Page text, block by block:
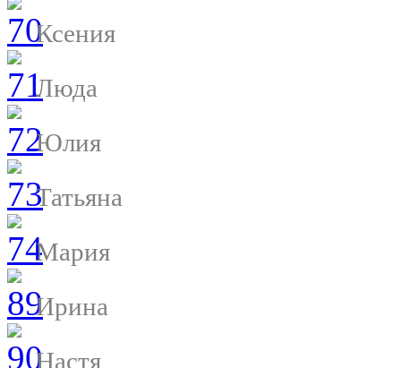
Ксения
Люда
Юлия
Татьяна
Мария
Ирина
Настя